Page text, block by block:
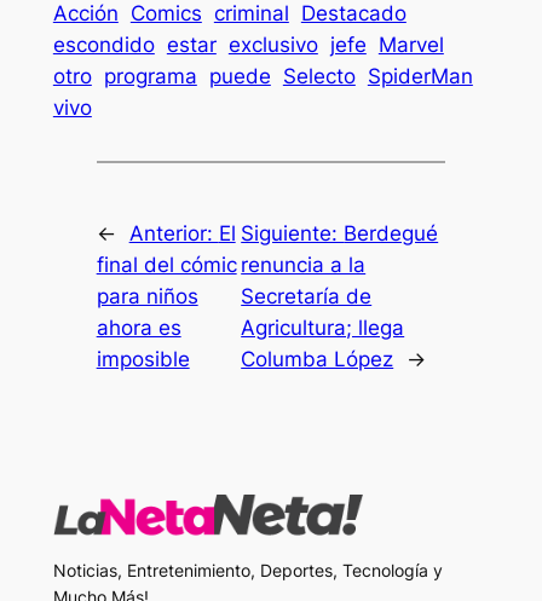
Acción Comics criminal Destacado
escondido estar exclusivo jefe Marvel
otro programa puede Selecto SpiderMan
vivo
← Anterior: El
final del cómic
para niños
ahora es
imposible
Siguiente: Berdegué
renuncia a la
Secretaría de
Agricultura; llega
Columba López
→
Noticias, Entretenimiento, Deportes, Tecnología y
Mucho Más!